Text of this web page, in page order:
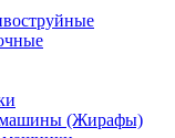
(Жирафы)